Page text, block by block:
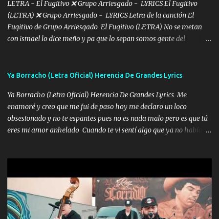
Intentar... ...
LETRA - El Fugitivo ❌ Grupo Arriesgado - LYRICS El Fugitivo
(LETRA) ❌ Grupo Arriesgado - LYRICS Letra de la canción El
Fugitivo de Grupo Arriesgado El Fugitivo (LETRA) No se metan
con ismael lo dice meño y pa que lo sepan somos gente del
grande traemos la bandera 04 se oye por los radios y bien
ofrece también peleam'os bien atentó el compa huicho la corta al
cinto y radios colgados cuando salimos del rancho carros
blindándos y bien equipados no somos gente de problemas pero
defendemos muy bien nuestra tierra buena sombra nos cobija y el
porque lo estimo y lo quiero ami lado vivi...
Ya Borracho (Letra Oficial) Herencia De Grandes Lyrics
Ya Borracho (Letra Oficial) Herencia De Grandes Lyrics Me
enamoré y creo que me fui de paso hoy me declaro un loco
obsesionado y no te espantes pues no es nada malo pero es que tú
eres mi amor anhelado Cuando te vi sentí algo que ya no había
cariño de mi alma Que pa febrero vendré frente a ti con mis
preguntas y digas que sí hacernos novios y verte feliz y muy
contenta como yo por ti Música Pregúntame qué es lo que me
enamora pa describirte unas cuantas horas también pregunta que